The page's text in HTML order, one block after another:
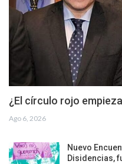
¿El círculo rojo
Ago 6, 2026
Nuevo
Disidencias,